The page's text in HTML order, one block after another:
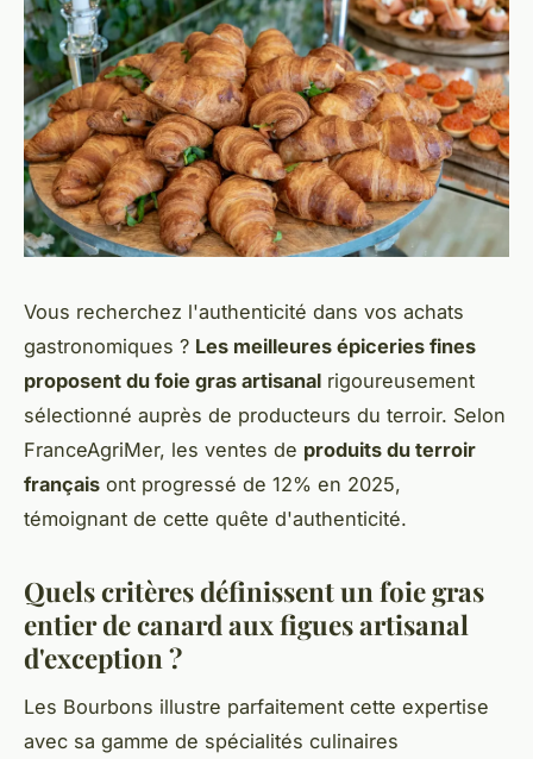
Vous recherchez l'authenticité dans vos achats
gastronomiques ? Les meilleures épiceries fines
proposent du foie gras artisanal rigoureusement
sélectionné auprès de producteurs du terroir. Selon
FranceAgriMer, les ventes de produits du terroir
français ont progressé de 12% en 2025,
témoignant de cette quête d'authenticité.
Quels critères définissent un foie gras
entier de canard aux figues artisanal
d'exception ?
Les Bourbons illustre parfaitement cette expertise
avec sa gamme de spécialités culinaires